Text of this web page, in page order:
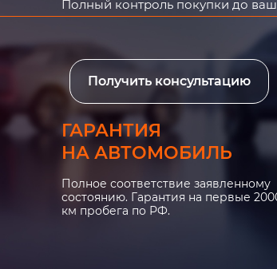
Полный контроль покупки до
Получить консультацию
ГАРАНТИЯ
НА АВТОМОБИЛЬ
Полное соответствие заявленному
состоянию. Гарантия на первые
км пробега по РФ.